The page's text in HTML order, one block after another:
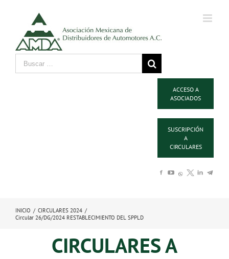
ACCESO A
ASOCIADOS
SUSCRIPCIÓN
A
CIRCULARES
INICIO / CIRCULARES 2024 /
Circular 26/DG/2024 RESTABLECIMIENTO DEL SPPLD
CIRCULARES A